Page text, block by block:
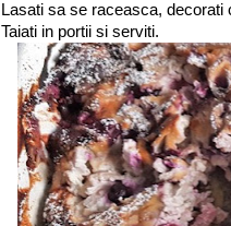
Lasati sa se raceasca, decorati
Taiati in portii si serviti.